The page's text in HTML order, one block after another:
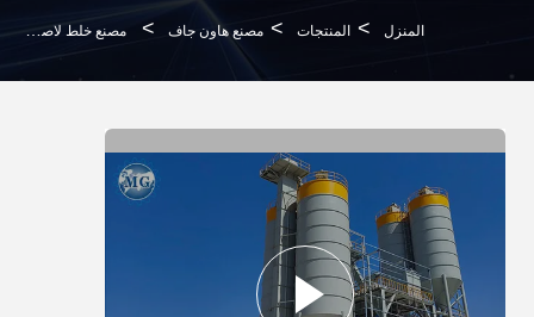
المنزل > المنتجات > مصنع هاون جاف > مصنع خلط لاصق بلاط السيراميك ذو التحكم الذكي